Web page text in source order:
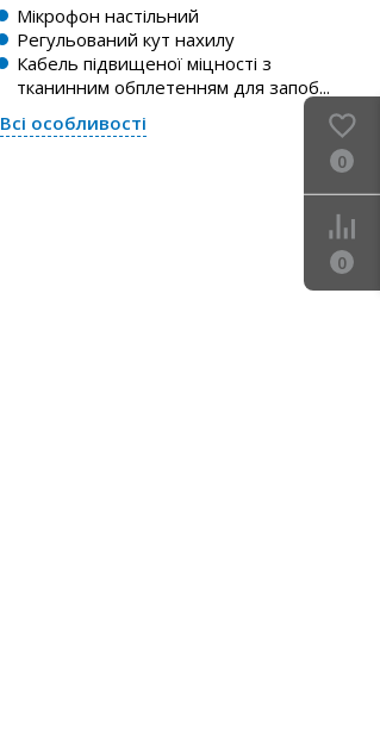
Мікрофон настільний
Регульований кут нахилу
Кабель підвищеної міцності з
тканинним обплетенням для запоб...
Всі особливості
0
0